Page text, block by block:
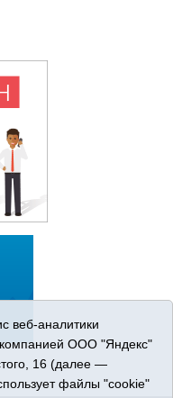
веб-аналитики
ООО "Яндекс"
16 (далее —
файлы "cookie"